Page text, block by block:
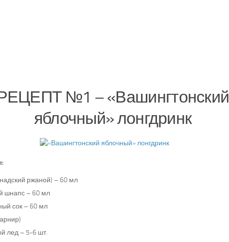
№1 – «Вашингтонский
яблочный» лонгдринк
ржаной) – 60 мл
шнапс – 60 мл
сок – 60 мл
лед – 5-6 шт.